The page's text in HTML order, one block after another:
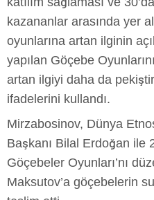
kazananlar arasında yer
oyunlarına artan ilginin
yapılan Göçebe
artan ilgiyi daha da
ifadelerini kullandı.
Mirzabosinov, Dünya
Başkanı Bilal Erdoğan ile
Göçebeler Oyunları’nı
Maksutov’a göçebelerin